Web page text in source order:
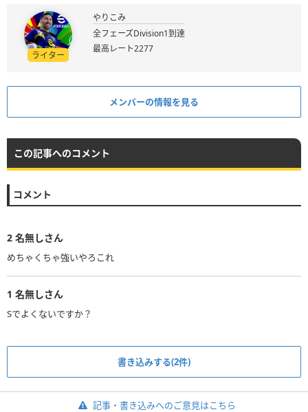
ライター
やりこみ
全フェーズDivision1到達
最高レート2277
メンバーの情報を見る
この記事へのコメント
コメント
2 名無しさん
めちゃくちゃ強いやろこれ
1 名無しさん
Sでよくないですか？
書き込みする(2件)
記事・書き込みへのご意見はこちら